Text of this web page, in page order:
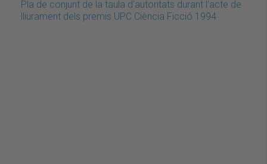
Pla de conjunt de la taula d'autoritats durant l'acte de
lliurament dels premis UPC Ciència Ficció 1994